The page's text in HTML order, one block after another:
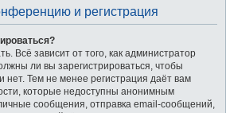
и регистрация
Всё зависит от того, как администратор
ли вы зарегистрироваться, чтобы
Тем не менее регистрация даёт вам
которые недоступны анонимным
сообщения, отправка email-сообщений,